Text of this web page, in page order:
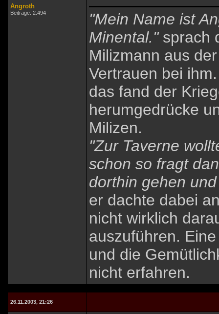
Angroth
Beiträge: 2.494
"Mein Name ist
Minental."sprach
Milizmann aus
Vertrauen bei
das fand der
herumgedrücke
Milizen.
"Zur Taverne
schon so fragt
dorthin gehen
er dachte dabei
nicht wirklich
auszuführen.
und die
nicht erfahren.
26.11.2003, 21:26